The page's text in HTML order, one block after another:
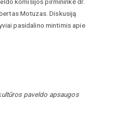
Motuzas. Diskusiją
pasidalino mintimis apie
paveldo apsaugos